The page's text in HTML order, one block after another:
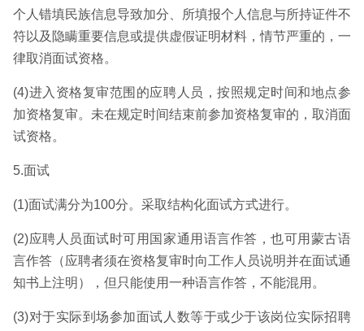
个人错填民族信息导致加分、所填报个人信息与所持证件不
符以及隐瞒重要信息或提供虚假证明材料，情节严重的，一
律取消面试资格。
(4)进入资格复审范围的应聘人员，按照规定时间和地点参
加资格复审。未在规定时间结束前参加资格复审的，取消面
试资格。
5.面试
(1)面试满分为100分。采取结构化面试方式进行。
(2)应聘人员面试时可用国家通用语言作答，也可用蒙古语
言作答（应聘者须在资格复审时向工作人员说明并在面试通
知书上注明），但只能使用一种语言作答，不能混用。
(3)对于实际到场参加面试人数等于或少于该岗位实际招聘